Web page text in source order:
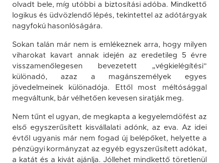
olvadt bele, míg utóbbi a biztosítási adóba. Mindkettő
logikus és üdvözlendő lépés, tekintettel az adótárgyak
nagyfokú hasonlóságára.
Sokan talán már nem is emlékeznek arra, hogy milyen
viharokat kavart annak idején az eredetileg 5 évre
visszamenőlegesen bevezetett „végkielégítési”
különadó, azaz a magánszemélyek egyes
jövedelmeinek különadója. Ettől most méltósággal
megváltunk, bár vélhetően kevesen siratják meg.
Nem tűnt el ugyan, de megkapta a kegyelemdöfést az
első egyszerűsített kisvállalati adónk, az eva. Az idei
évtől ugyanis már nem fogad új belépőket, helyette a
pénzügyi kormányzat az egyéb egyszerűsített adókat,
a katát és a kivát ajánlja. Jóllehet mindkettő töretlenül